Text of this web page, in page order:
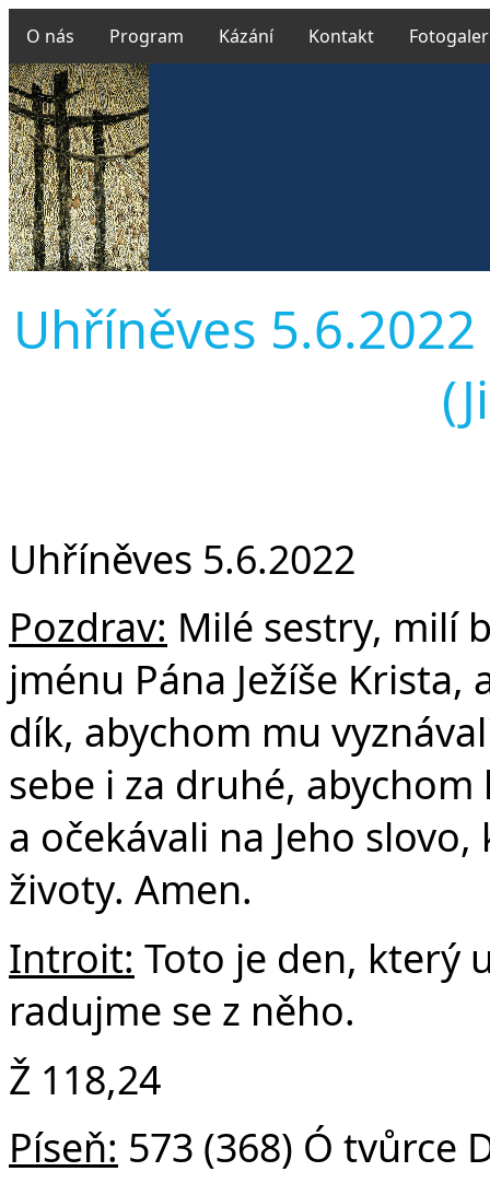
O nás Program Kázání Kontakt
Uhříněves
Uhříněves 5.6.2022
Pozdrav: Milé sestry, milí
jménu Pána Ježíše
dík, abychom mu
sebe i za druhé,
a očekávali na Jeho
životy. Amen.
Introit: Toto je den, který
radujme se z něho.
Ž 118,24
Píseň: 573 (368) Ó tvůrce